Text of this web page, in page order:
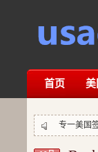
首页 美
专一美国